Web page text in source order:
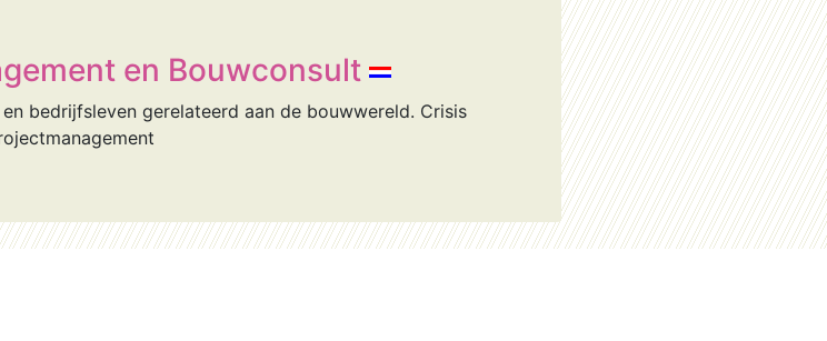
en Bouwconsult
bedrijfsleven gerelateerd aan de bouwwereld. Crisis